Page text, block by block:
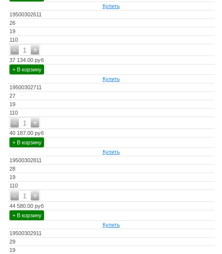
Купить
19500302611
26
19
110
+
- 1
37 134.00 руб
+ В корзину
Купить
19500302711
27
19
110
+
- 1
40 187.00 руб
+ В корзину
Купить
19500302811
28
19
110
+
- 1
44 580.00 руб
+ В корзину
Купить
19500302911
29
19